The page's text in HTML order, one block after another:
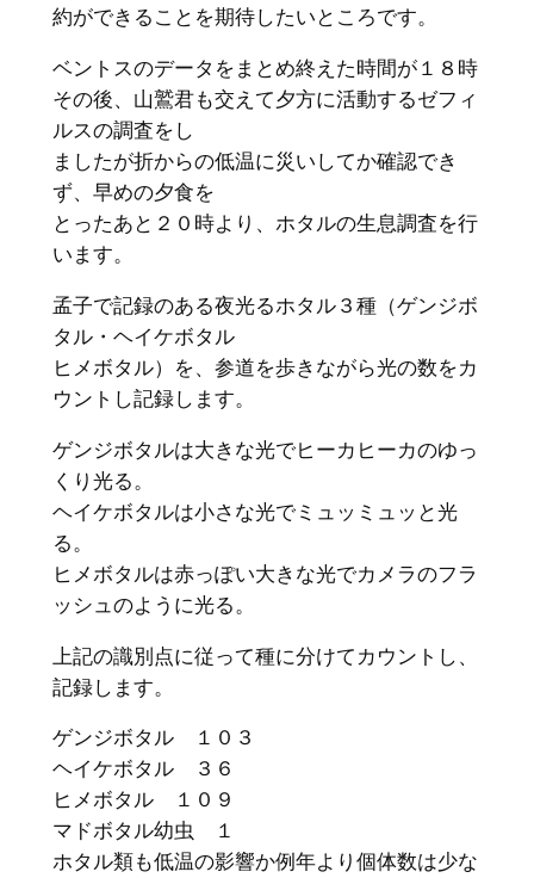
約ができることを期待したいところです。
ベントスのデータをまとめ終えた時間が１８時
その後、山鷲君も交えて夕方に活動するゼフィ
ルスの調査をし
ましたが折からの低温に災いしてか確認でき
ず、早めの夕食を
とったあと２０時より、ホタルの生息調査を行
います。
孟子で記録のある夜光るホタル３種（ゲンジボ
タル・ヘイケボタル
ヒメボタル）を、参道を歩きながら光の数をカ
ウントし記録します。
ゲンジボタルは大きな光でヒーカヒーカのゆっ
くり光る。
ヘイケボタルは小さな光でミュッミュッと光
る。
ヒメボタルは赤っぽい大きな光でカメラのフラ
ッシュのように光る。
上記の識別点に従って種に分けてカウントし、
記録します。
ゲンジボタル １０３
ヘイケボタル ３６
ヒメボタル １０９
マドボタル幼虫 １
ホタル類も低温の影響か例年より個体数は少な